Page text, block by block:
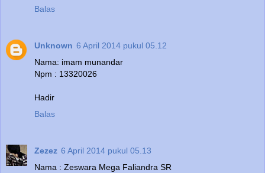
Balas
Unknown 6 April 2014 pukul 05.12
Nama: imam munandar
Npm : 13320026
Hadir
Balas
Zezez 6 April 2014 pukul 05.13
Nama : Zeswara Mega Faliandra SR